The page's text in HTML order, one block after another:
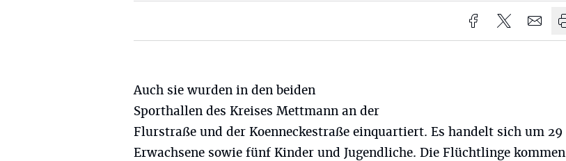
Auch sie wurden in den beiden
Sporthallen des Kreises Mettmann an der
Flurstraße und der Koenneckestraße einquartiert. Es handelt sich um 29
Erwachsene sowie fünf Kinder und Jugendliche. Die Flüchtlinge kommen